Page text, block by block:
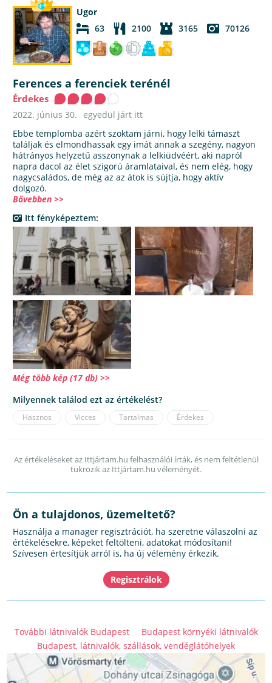
Ugor
63
2100 3165 70126
Ferences a ferenciek terénél
Érdekes
2022. június 30.
egyedül járt itt
Ebbe templomba azért szoktam járni, hogy lelki támaszt
találjak és elmondhassak egy imát annak a szegény, nagyon
hátrányos helyzetű asszonynak a lelkiüdvéért, aki napról
napra dacol az élet szigorú áramlataival, és nem elég, hogy
nagycsaládos, de még az az átok is sújtja, hogy aktív
dolgozó.
Bővebben >>
Itt fényképeztem:
Még több kép (17 db) >>
Milyennek találod ezt az értékelést?
Hasznos Vicces Tartalmas Érdekes
Az értékeléseket az Ittjártam.hu felhasználói írták, és nem feltétlenül
tükrözik az Ittjártam.hu véleményét.
Ön a tulajdonos, üzemeltető?
Használja a manager regisztrációt, ha szeretne válaszolni az
értékelésekre, képeket feltölteni, adatokat módosítani!
Szívesen értesítjük arról is, ha új vélemény érkezik.
További látnivalók Budapest
Budapest környéki látnivalók
Budapest, látnivalók, szállások, vendéglátóhelyek